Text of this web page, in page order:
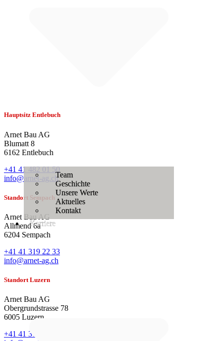
Team
Geschichte
Unsere Werte
Aktuelles
Kontakt
Karriere
Hauptsitz Entlebuch
Arnet Bau AG
Blumatt 8
6162 Entlebuch
+41 41 482 01 50
info@arnet-ag.ch
Standort Sempach
Arnet Bau AG
Allmend 6a
6204 Sempach
+41 41 319 22 33
info@arnet-ag.ch
Standort Luzern
Arnet Bau AG
Obergrundstrasse 78
6005 Luzern
+41 41 319 22 33